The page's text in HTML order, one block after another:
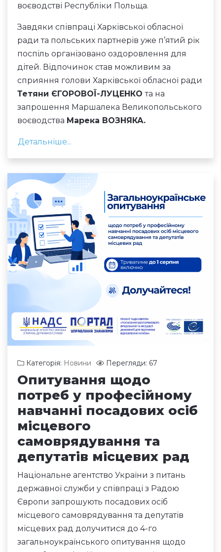
воєводстві Республіки Польща.
Завдяки співпраці Харківської обласної
ради та польських партнерів уже п’ятий рік
поспіль організовано оздоровлення для
дітей. Відпочинок став можливим за
сприяння голови Харківської обласної ради
Тетяни ЄГОРОВОЇ-ЛУЦЕНКОта на
запрошення Маршалека Великопольського
воєводства Марека ВОЗНЯКА.
Детальніше...
Категорія: Новини Перегляди: 67
Опитування щодо
потреб у професійному
навчанні посадових осіб
місцевого
самоврядування та
депутатів місцевих рад
Національне агентство України з питань
державної служби у співпраці з Радою
Європи запрошують посадових осіб
місцевого самоврядування та депутатів
місцевих рад долучитися до 4-го
загальноукраїнського опитування щодо